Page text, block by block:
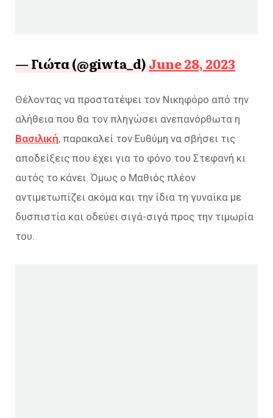
— Γιώτα (@giwta_d)June 28, 2023
Θέλοντας να προστατέψει τον Νικηφόρο από την
αλήθεια που θα τον πληγώσει ανεπανόρθωτα η
Βασιλική, παρακαλεί τον Ευθύμη να σβήσει τις
αποδείξεις που έχει για το φόνο του Στεφανή κι
αυτός το κάνει. Όμως ο Μαθιός πλέον
αντιμετωπίζει ακόμα και την ίδια τη γυναίκα με
δυσπιστία και οδεύει σιγά-σιγά προς την τιμωρία
του.